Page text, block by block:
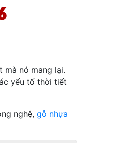
mà nó mang lại.
yếu tố thời tiết
nghệ, gỗ nhựa